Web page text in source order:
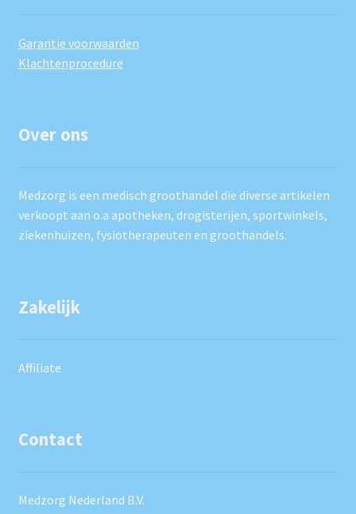
Garantie voorwaarden
Klachtenprocedure
Over ons
Medzorg is een medisch groothandel die diverse artikelen
verkoopt aan o.a apotheken, drogisterijen, sportwinkels,
ziekenhuizen, fysiotherapeuten en groothandels.
Zakelijk
Affiliate
Contact
Medzorg Nederland B.V.